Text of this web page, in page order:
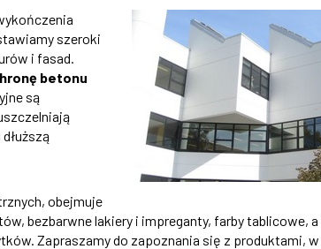
szeroki
i fasad.
betonu
są
obejmuje
bezbarwne lakiery i impreganty, farby tablicowe, a
Zapraszamy do zapoznania się z produktami,